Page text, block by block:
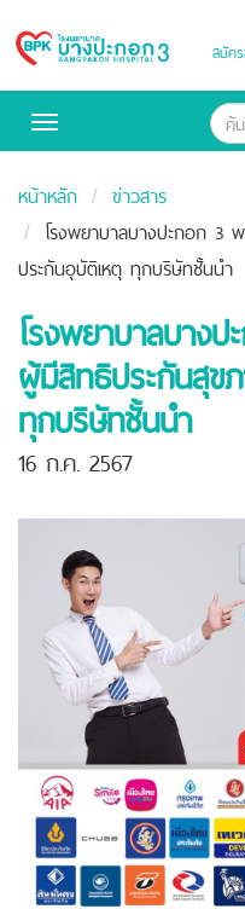
Bangpakok
สมัค
Toggle
หน้าหลัก
ข่าวสาร
โรงพยาบาลบางปะกอก 3
ประกันอุบัติเหตุ ทุกบริษัทชั้นนำ
โรงพยาบาลบาง
ผู้มีสิทธิประกันสุข
ทุกบริษัทชั้นนำ
16 ก.ค. 2567